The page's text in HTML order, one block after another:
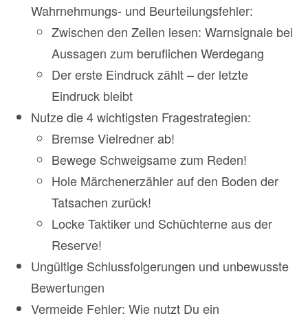
Wahrnehmungs- und Beurteilungsfehler:
Zwischen den Zeilen lesen: Warnsignale bei
Aussagen zum beruflichen Werdegang
Der erste Eindruck zählt – der letzte
Eindruck bleibt
Nutze die 4 wichtigsten Fragestrategien:
Bremse Vielredner ab!
Bewege Schweigsame zum Reden!
Hole Märchenerzähler auf den Boden der
Tatsachen zurück!
Locke Taktiker und Schüchterne aus der
Reserve!
Ungültige Schlussfolgerungen und unbewusste
Bewertungen
Vermeide Fehler: Wie nutzt Du ein